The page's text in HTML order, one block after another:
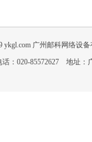
ykgl.com 广州邮科网络设
话：020-85572627 地址